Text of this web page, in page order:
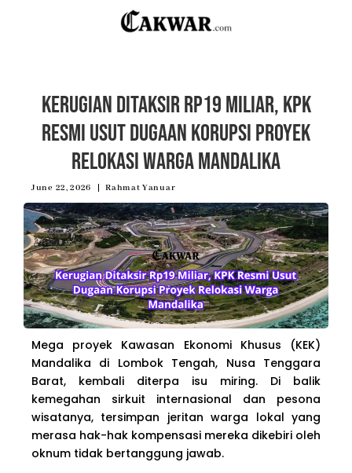
Kerugian Ditaksir Rp19 Miliar, KPK
Resmi Usut Dugaan Korupsi Proyek
Relokasi Warga Mandalika
June 22, 2026 Rahmat Yanuar
Mega proyek Kawasan Ekonomi Khusus (KEK)
Mandalika di Lombok Tengah, Nusa Tenggara
Barat, kembali diterpa isu miring. Di balik
kemegahan sirkuit internasional dan pesona
wisatanya, tersimpan jeritan warga lokal yang
merasa hak-hak kompensasi mereka dikebiri oleh
oknum tidak bertanggung jawab.